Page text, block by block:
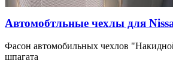
Автомобтльные чехлы для
Фасон автомобильных чехлов
шпагата